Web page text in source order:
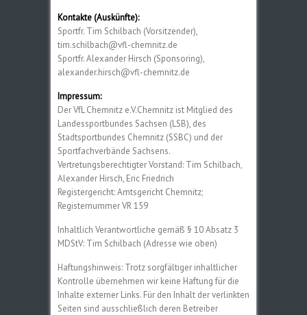
Kontakte (Auskünfte):
Sportfr. Tim Schilbach (Vorsitzender),
tim.schilbach@vfl-chemnitz.de
Sportfr. Alexander Hirsch (Sponsoring),
alexander.hirsch@vfl-chemnitz.de
Impressum:
Der VfL Chemnitz e.V.Chemnitz ist Mitglied des
Landessportbundes Sachsen (LSB), des
Stadtsportbundes Chemnitz (SSBC) und der
Sportfachverbände Sachsens.
Vertretungsberechtigter Vorstand: Tim Schilbach,
Alexander Hirsch, Eric Friedrich
Registergericht: Amtsgericht Chemnitz;
Registernummer VR 159
Inhaltlich Verantwortliche gemäß § 10 Absatz 3
MDStV: Tim Schilbach (Adresse wie oben)
Haftungshinweis: Trotz sorgfältiger inhaltlicher
Kontrolle übernehmen wir keine Haftung für die
Inhalte externer Links. Für den Inhalt der verlinkten
Seiten sind ausschließlich deren Betreiber